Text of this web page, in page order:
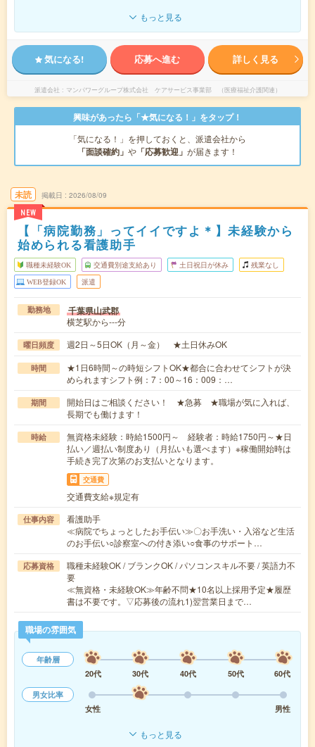
もっと見る
気になる! 応募へ進む 詳しく見る
派遣会社 マンパワーグループ株式会社 ケアサービス事業部 （医療福祉介護関連）
興味があったら「★気になる！」をタップ！
「気になる！」を押しておくと、派遣会社から
「面談確約」 や 「応募歓迎」 が届きます！
未読
NEW
掲載日 2026/08/09
【「病院勤務」ってイイですよ＊】未経験から
始められる看護助手
職種未経験OK 交通費別途支給あり 土日祝日が休み 残業なし
WEB登録OK 派遣
勤務地 千葉県山武郡
横芝駅から---分
曜日頻度 週2日～5日OK（月～金） ★土日休みOK
時間
★1日6時間～の時短シフトOK★都合に合わせてシフトが決
められますシフト例：7：00～16：009：…
期間
開始日はご相談ください！ ★急募 ★職場が気に入れば、
長期でも働けます！
時給
無資格未経験：時給1500円～ 経験者：時給1750円～★日
払い／週払い制度あり（月払いも選べます）※稼働開始時は
手続き完了次第のお支払いとなります。
交通費
交通費支給※規定有
仕事内容
看護助手
≪病院でちょっとしたお手伝い≫〇お手洗い・入浴など生活
のお手伝い○診察室への付き添い○食事のサポート…
応募資格
職種未経験OK / ブランクOK / パソコンスキル不要 / 英語力不
要
≪無資格・未経験OK≫年齢不問★10名以上採用予定★履歴
書は不要です。▽応募後の流れ1)翌営業日まで…
職場の雰囲気
年齢層
20代
30代 40代 50代
60代
男女比率
女性
男性
もっと見る